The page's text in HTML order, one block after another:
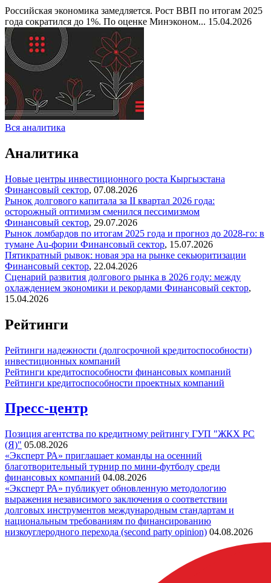
Российская экономика замедляется. Рост ВВП по итогам 2025
года сократился до 1%. По оценке Минэконом... 15.04.2026
Вся аналитика
Аналитика
Новые центры инвестиционного роста Кыргызстана
Финансовый сектор, 07.08.2026
Рынок долгового капитала за II квартал 2026 года:
осторожный оптимизм сменился пессимизмом
Финансовый сектор, 29.07.2026
Рынок ломбардов по итогам 2025 года и прогноз до 2028-го: в
тумане Au-фории Финансовый сектор, 15.07.2026
Пятикратный рывок: новая эра на рынке секьюритизации
Финансовый сектор, 22.04.2026
Сценарий развития долгового рынка в 2026 году: между
охлаждением экономики и рекордами Финансовый сектор,
15.04.2026
Рейтинги
Рейтинги надежности (долгосрочной кредитоспособности)
инвестиционных компаний
Рейтинги кредитоспособности финансовых компаний
Рейтинги кредитоспособности проектных компаний
Пресс-центр
Позиция агентства по кредитному рейтингу ГУП "ЖКХ РС
(Я)" 05.08.2026
«Эксперт РА» приглашает команды на осенний
благотворительный турнир по мини-футболу среди
финансовых компаний 04.08.2026
«Эксперт РА» публикует обновленную методологию
выражения независимого заключения о соответствии
долговых инструментов международным стандартам и
национальным требованиям по финансированию
низкоуглеродного перехода (second party opinion) 04.08.2026